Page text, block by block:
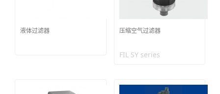
液体过滤器 压缩空气过滤器
FIL SY series